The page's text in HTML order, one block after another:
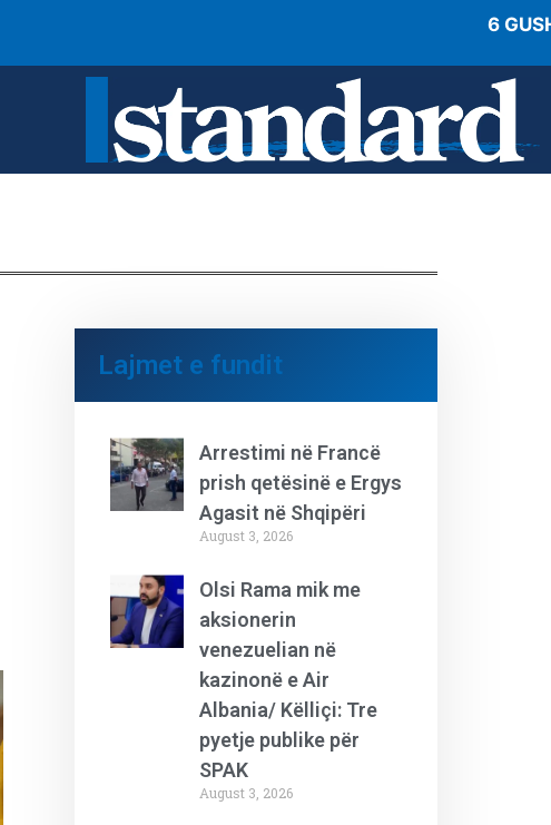
6
Lajmet e fundit
Arrestimi në Francë
prish qetësinë e Ergys
Agasit në Shqipëri
August 3, 2026
Olsi Rama mik me
aksionerin
venezuelian në
kazinonë e Air
Albania/ Këlliçi: Tre
pyetje publike për
SPAK
August 3, 2026